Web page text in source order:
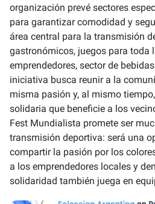
organización prevé sectores
para garantizar comodidad y
área central para la transmisión
gastronómicos, juegos para toda
emprendedores, sector de
iniciativa busca reunir a la
misma pasión y, al mismo
solidaria que beneficie a los
Fest Mundialista promete ser
transmisión deportiva: será una
compartir la pasión por los
a los emprendedores locales y
solidaridad también juega en